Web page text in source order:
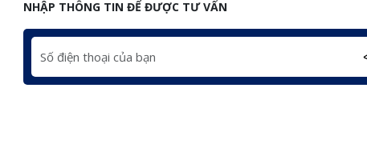
NHẬP THÔNG TIN ĐỂ ĐƯỢC TƯ VẤN